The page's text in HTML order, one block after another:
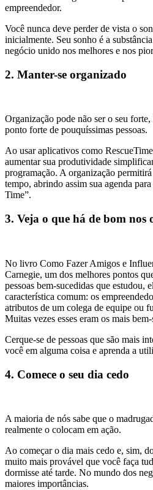
empreendedor.
Você nunca deve perder de vista o
inicialmente. Seu sonho é a
negócio unido nos melhores e nos
2. Manter-se organizado
Organização pode não ser o seu
ponto forte de pouquíssimas pessoas.
Ao usar aplicativos como
aumentar sua produtividade
programação. A organização
tempo, abrindo assim sua agenda
Time”.
3. Veja o que há de bom nos
No livro Como Fazer Amigos e
Carnegie, um dos melhores pontos
pessoas bem-sucedidas que estudou,
característica comum: os
atributos de um colega de equipe ou
Muitas vezes esses eram os mais
Cerque-se de pessoas que são mais
você em alguma coisa e aprenda a
4. Comece o seu dia cedo
A maioria de nós sabe que o
realmente o colocam em ação.
Ao começar o dia mais cedo e, sim,
muito mais provável que você faça
dormisse até tarde. No mundo dos
maiores importâncias.